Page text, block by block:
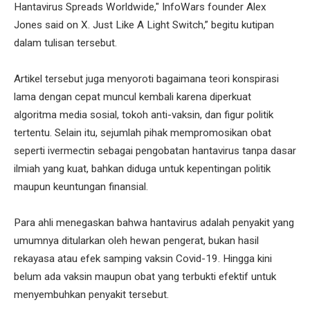
Hantavirus Spreads Worldwide," InfoWars founder Alex
Jones said on X. Just Like A Light Switch,” begitu kutipan
dalam tulisan tersebut.
Artikel tersebut juga menyoroti bagaimana teori konspirasi
lama dengan cepat muncul kembali karena diperkuat
algoritma media sosial, tokoh anti-vaksin, dan figur politik
tertentu. Selain itu, sejumlah pihak mempromosikan obat
seperti ivermectin sebagai pengobatan hantavirus tanpa dasar
ilmiah yang kuat, bahkan diduga untuk kepentingan politik
maupun keuntungan finansial.
Para ahli menegaskan bahwa hantavirus adalah penyakit yang
umumnya ditularkan oleh hewan pengerat, bukan hasil
rekayasa atau efek samping vaksin Covid-19. Hingga kini
belum ada vaksin maupun obat yang terbukti efektif untuk
menyembuhkan penyakit tersebut.